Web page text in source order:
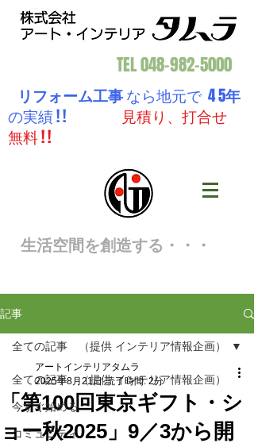
TEL048-982-5000
リフォーム工事なら地元で 4 5年
の実績 ! !
見積り、打合せ
無料 ! !
生活空間を創造する・・・
記事
全ての記事 （提供 インテリア情報企画）
今すぐ始める
コミュニティ
全ての記事 （提供 インテリア情報企画）
「第100回東京ギフト・シ
ョー秋2025」9／3から開
アートインテリアタムラ
2025年8月21日 読了時間: 2分